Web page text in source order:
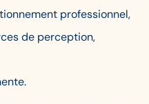
professionnel,
de perception,